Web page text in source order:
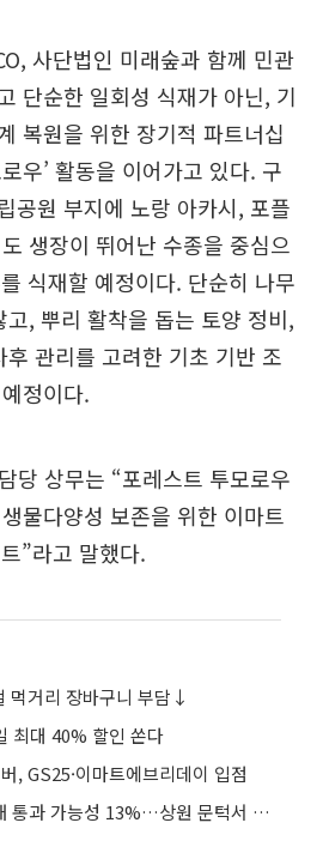
사단법인 미래숲과 함께 민관
단순한 일회성 식재가 아닌, 기
복원을 위한 장기적 파트너십
우’ 활동을 이어가고 있다. 구
공원 부지에 노랑 아카시, 포플
생장이 뛰어난 수종을 중심으
식재할 예정이다. 단순히 나무
, 뿌리 활착을 돕는 토양 정비,
관리를 고려한 기초 기반 조
정이다.
담당 상무는 “포레스트 투모로우
물다양성 보존을 위한 이마트
”라고 말했다.
먹거리 장바구니 부담↓
최대 40% 할인 쏜다
, GS25·이마트에브리데이 입점
美 클래리티 법안 연내 통과 가능성 13%…상원 문턱서 제동